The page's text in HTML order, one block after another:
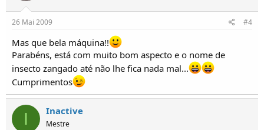
26 Mai 2009 #4
Mas que bela máquina!!
Parabéns, está com muito bom aspecto e o nome de
insecto zangado até não lhe fica nada mal...
Cumprimentos
I Inactive
Mestre